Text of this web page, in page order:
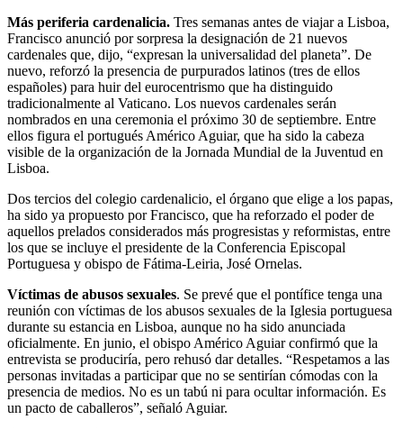
Más periferia cardenalicia. Tres semanas antes de viajar a Lisboa,
Francisco anunció por sorpresa la designación de 21 nuevos
cardenales que, dijo, “expresan la universalidad del planeta”. De
nuevo, reforzó la presencia de purpurados latinos (tres de ellos
españoles) para huir del eurocentrismo que ha distinguido
tradicionalmente al Vaticano. Los nuevos cardenales serán
nombrados en una ceremonia el próximo 30 de septiembre. Entre
ellos figura el portugués Américo Aguiar, que ha sido la cabeza
visible de la organización de la Jornada Mundial de la Juventud en
Lisboa.
Dos tercios del colegio cardenalicio, el órgano que elige a los papas,
ha sido ya propuesto por Francisco, que ha reforzado el poder de
aquellos prelados considerados más progresistas y reformistas, entre
los que se incluye el presidente de la Conferencia Episcopal
Portuguesa y obispo de Fátima-Leiria, José Ornelas.
Víctimas de abusos sexuales. Se prevé que el pontífice tenga una
reunión con víctimas de los abusos sexuales de la Iglesia portuguesa
durante su estancia en Lisboa, aunque no ha sido anunciada
oficialmente. En junio, el obispo Américo Aguiar confirmó que la
entrevista se produciría, pero rehusó dar detalles. “Respetamos a las
personas invitadas a participar que no se sentirían cómodas con la
presencia de medios. No es un tabú ni para ocultar información. Es
un pacto de caballeros”, señaló Aguiar.